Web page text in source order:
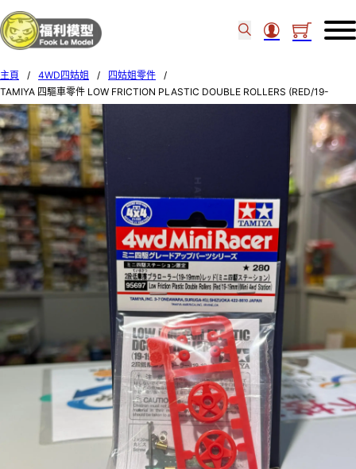
主頁 / 4WD四姑姐 / 四姑姐零件
/
TAMIYA 四驅車零件 LOW FRICTION PLASTIC DOUBLE ROLLERS (RED/19-
19mm)(MINI 4WD STATION) (14C4) 95697